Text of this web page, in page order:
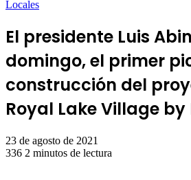
Locales
El presidente Luis
domingo, el primer
construcción del
Royal Lake Village by
23 de agosto de 2021
336 2 minutos de lectura